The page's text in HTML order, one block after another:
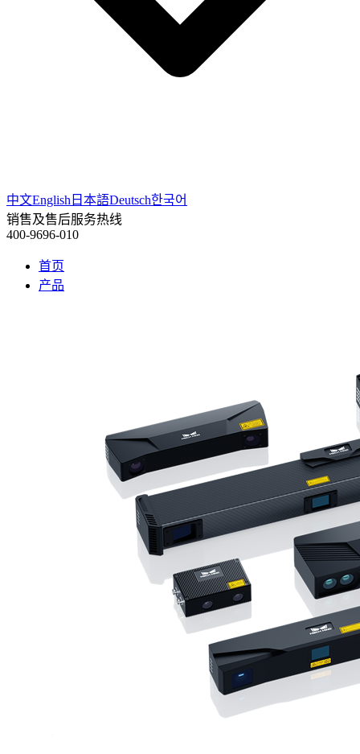
中文English 日本語Deutsch한국어
销售及售后服务热线
400-9696-010
首页
产品